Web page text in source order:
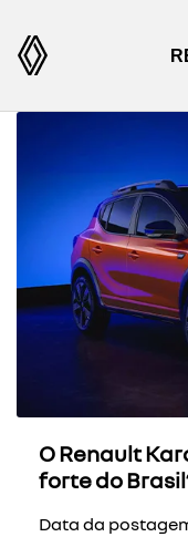
O Renault
forte do
Data da